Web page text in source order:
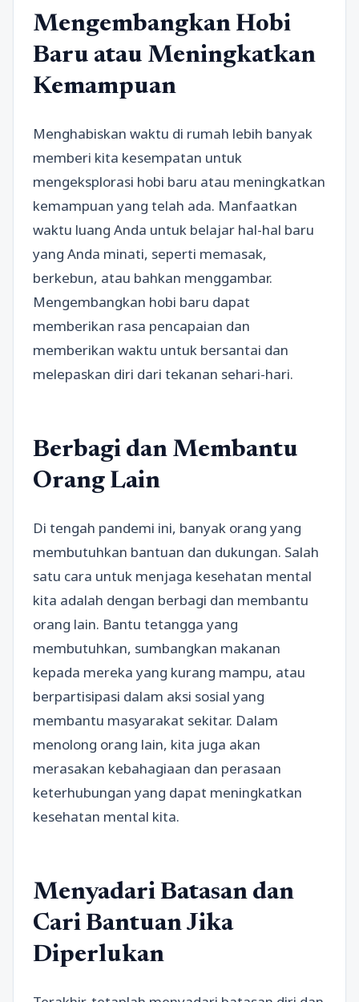
Mengembangkan Hobi
Baru atau Meningkatkan
Kemampuan
Menghabiskan waktu di rumah lebih banyak
memberi kita kesempatan untuk
mengeksplorasi hobi baru atau meningkatkan
kemampuan yang telah ada. Manfaatkan
waktu luang Anda untuk belajar hal-hal baru
yang Anda minati, seperti memasak,
berkebun, atau bahkan menggambar.
Mengembangkan hobi baru dapat
memberikan rasa pencapaian dan
memberikan waktu untuk bersantai dan
melepaskan diri dari tekanan sehari-hari.
Berbagi dan Membantu
Orang Lain
Di tengah pandemi ini, banyak orang yang
membutuhkan bantuan dan dukungan. Salah
satu cara untuk menjaga kesehatan mental
kita adalah dengan berbagi dan membantu
orang lain. Bantu tetangga yang
membutuhkan, sumbangkan makanan
kepada mereka yang kurang mampu, atau
berpartisipasi dalam aksi sosial yang
membantu masyarakat sekitar. Dalam
menolong orang lain, kita juga akan
merasakan kebahagiaan dan perasaan
keterhubungan yang dapat meningkatkan
kesehatan mental kita.
Menyadari Batasan dan
Cari Bantuan Jika
Diperlukan